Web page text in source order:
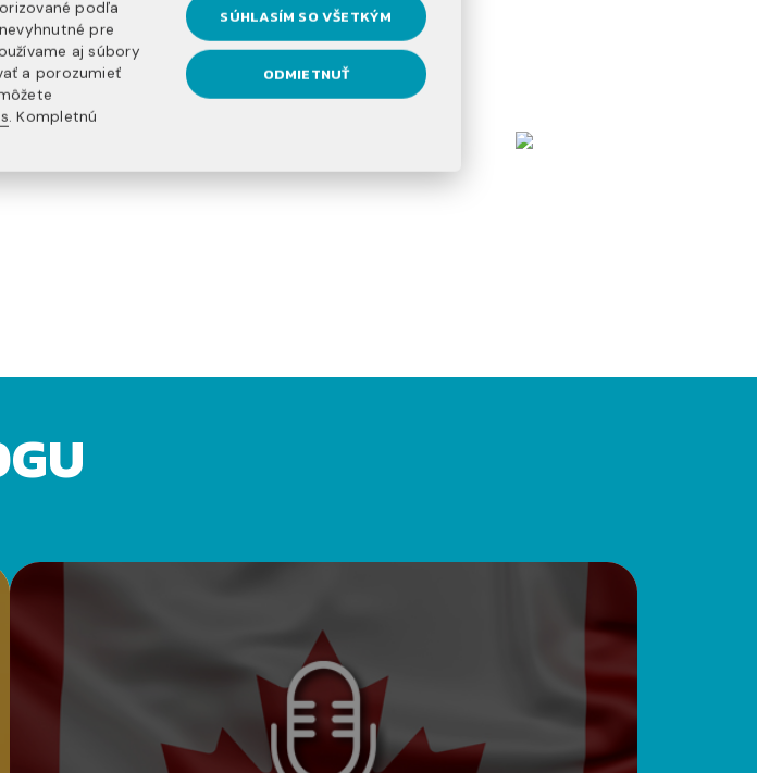
podľa
pre
aj súbory
a porozumieť
. Kompletnú
SÚHLASÍM SO VŠETKÝM
ODMIETNUŤ